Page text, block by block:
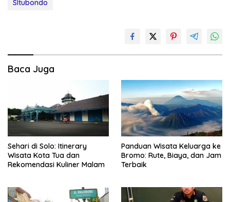
SItubondo
Baca Juga
Sehari di Solo: Itinerary
Wisata Kota Tua dan
Rekomendasi Kuliner Malam
Panduan Wisata Keluarga ke
Bromo: Rute, Biaya, dan Jam
Terbaik